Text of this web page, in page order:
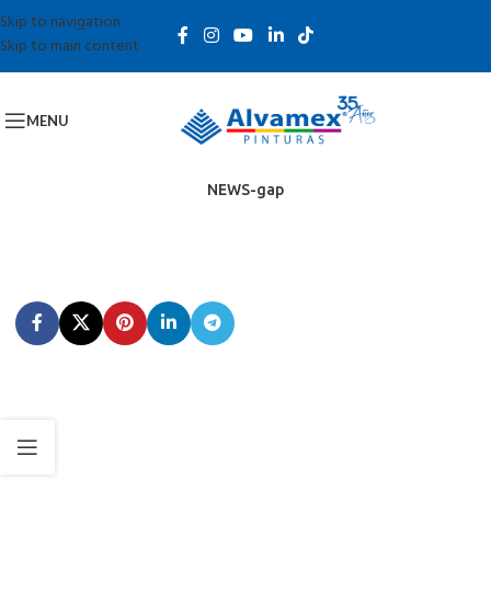
Skip to navigation
Skip to main content
MENU
NEWS-gap